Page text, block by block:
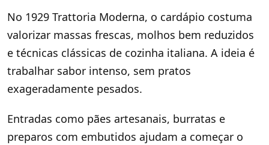
No 1929 Trattoria Moderna, o cardápio costuma
valorizar massas frescas, molhos bem reduzidos
e técnicas clássicas de cozinha italiana. A ideia é
trabalhar sabor intenso, sem pratos
exageradamente pesados.
Entradas como pães artesanais, burratas e
preparos com embutidos ajudam a começar o